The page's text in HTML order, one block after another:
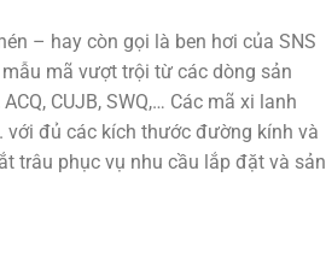
– hay còn gọi là ben hơi của SNS
mã vượt trội từ các dòng sản
CUJB, SWQ,… Các mã xi lanh
với đủ các kích thước đường kính và
trâu phục vụ nhu cầu lắp đặt và sản